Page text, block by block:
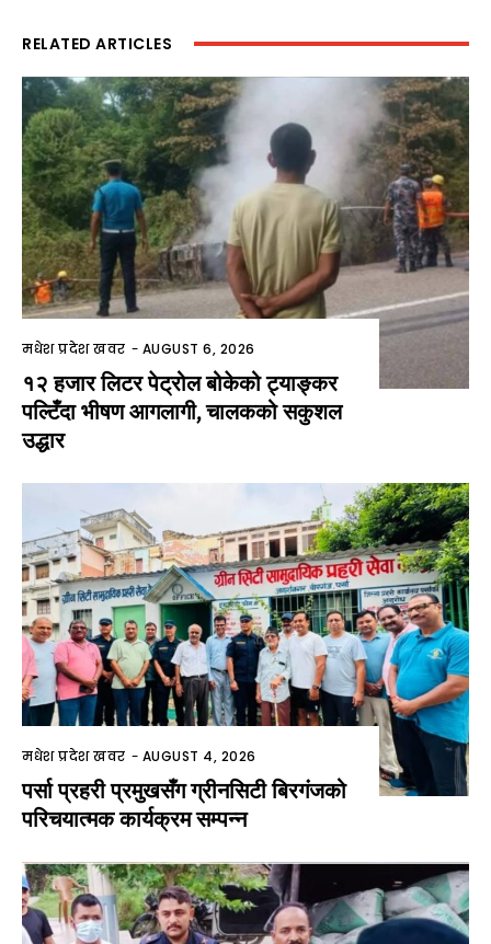
RELATED ARTICLES
मधेश प्रदेश खवर - AUGUST 6, 2026
१२ हजार लिटर पेट्रोल बोकेको ट्याङ्कर
पल्टिँदा भीषण आगलागी, चालकको सकुशल
उद्धार
मधेश प्रदेश खवर - AUGUST 4, 2026
पर्सा प्रहरी प्रमुखसँग ग्रीनसिटी बिरगंजको
परिचयात्मक कार्यक्रम सम्पन्न